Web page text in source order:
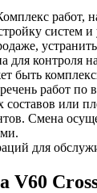
работ,
систем
контроля
быть
работ по
или
Смена
для
V60